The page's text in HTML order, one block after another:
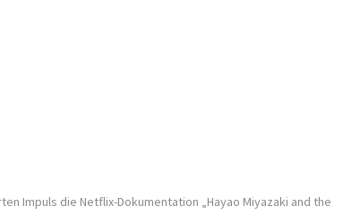
Impuls die Netflix-Dokumentation „Hayao Miyazaki and the